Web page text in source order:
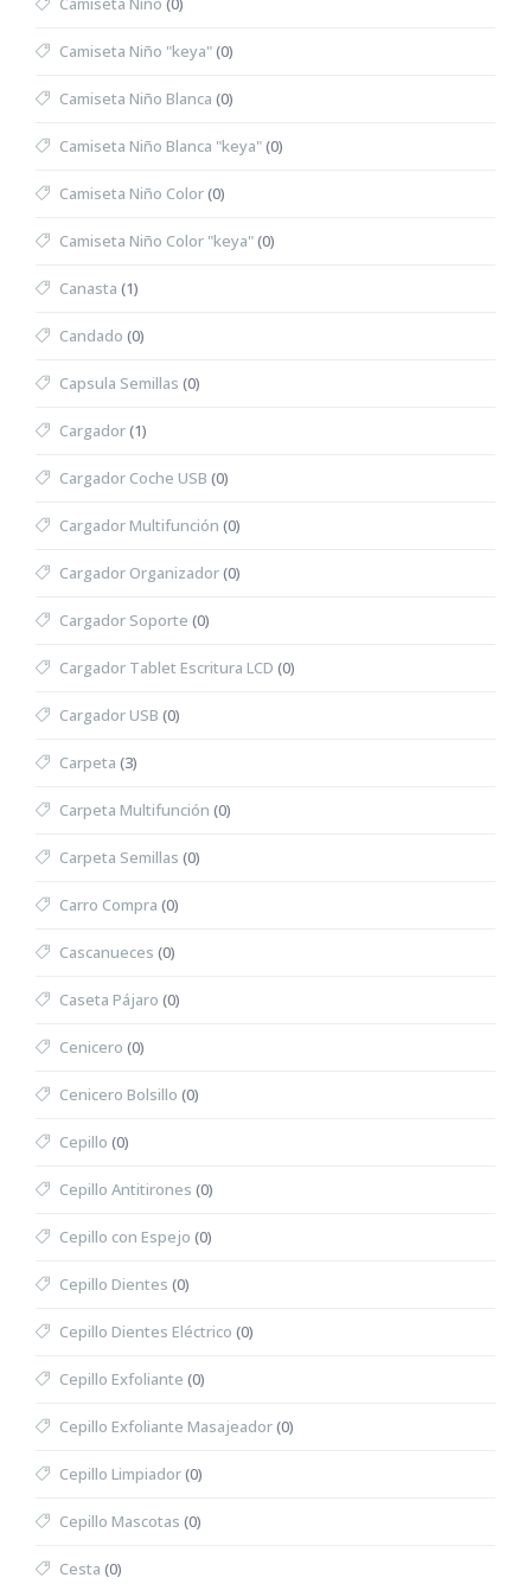
Camiseta Niño "keya"(0)
Camiseta Niño Blanca (0)
Camiseta Niño Blanca "keya"(0)
Camiseta Niño Color(0)
Camiseta Niño Color "keya"(0)
Canasta (1)
Candado (0)
Capsula Semillas (0)
Cargador(1)
Cargador Coche USB (0)
Cargador Multifunción (0)
Cargador Organizador(0)
Cargador Soporte (0)
Cargador Tablet Escritura LCD (0)
Cargador USB (0)
Carpeta (3)
Carpeta Multifunción (0)
Carpeta Semillas (0)
Carro Compra (0)
Cascanueces (0)
Caseta Pájaro (0)
Cenicero (0)
Cenicero Bolsillo (0)
Cepillo (0)
Cepillo Antitirones (0)
Cepillo con Espejo (0)
Cepillo Dientes (0)
Cepillo Dientes Eléctrico (0)
Cepillo Exfoliante (0)
Cepillo Exfoliante Masajeador(0)
Cepillo Limpiador(0)
Cepillo Mascotas (0)
Cesta (0)